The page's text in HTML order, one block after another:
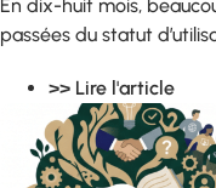
En dix-huit mois,
passées du statut
>> Lire l'article